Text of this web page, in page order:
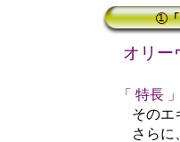
オリー
「 特長 」
そのエキス
さらに、昔